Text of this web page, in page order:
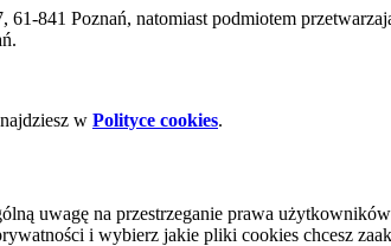
841 Poznań, natomiast podmiotem
w Polityce cookies.
uwagę na przestrzeganie prawa
i wybierz jakie pliki cookies chcesz